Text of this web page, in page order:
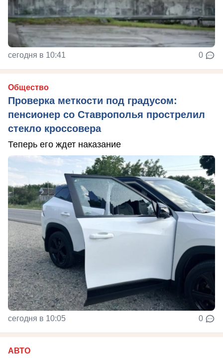
сегодня в 10:41 0
Общество
Проверка меткости под градусом:
пенсионер со Ставрополья прострелил
стекло кроссовера
Теперь его ждет наказание
сегодня в 10:05 0
АВТО